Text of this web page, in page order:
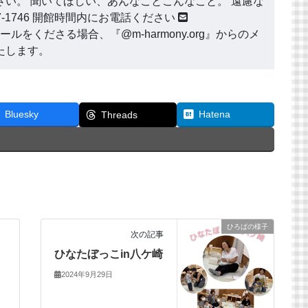
開館時間内にお電話ください
ルをくださる場合、『@m-harmony.org』からのメ
ます。
Bluesky Threads Hatena
ひろばの様子
次の記事
ひなたぼっこin八ケ崎
2024年9月29日